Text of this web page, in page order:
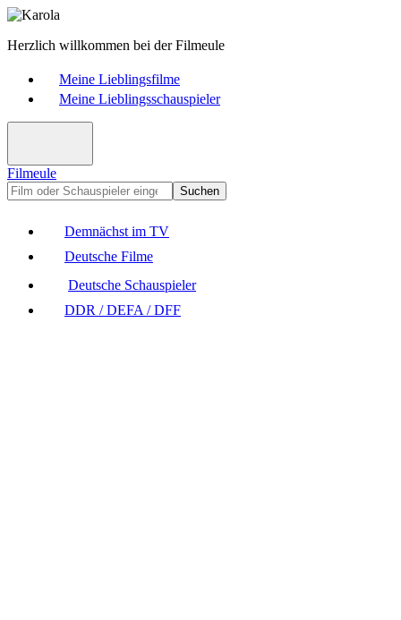
Herzlich willkommen bei der Filmeule
Meine Lieblingsfilme
Meine Lieblingsschauspieler
Filmeule
Suchen
Demnächst im TV
Deutsche Filme
Deutsche Schauspieler
DDR / DEFA / DFF